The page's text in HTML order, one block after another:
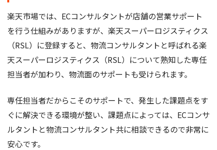
楽天市場では、ECコンサルタントが店舗の営業サポート
を行う仕組みがありますが、楽天スーパーロジスティクス
（RSL）に登録すると、物流コンサルタントと呼ばれる楽
天スーパーロジスティクス（RSL）について熟知した専任
担当者が加わり、物流面のサポートも受けられます。
専任担当者だからこそのサポートで、発生した課題点をす
ぐに解決できる環境が整い、課題点によっては、ECコンサ
ルタントと物流コンサルタント共に相談できるので非常に
安心です。